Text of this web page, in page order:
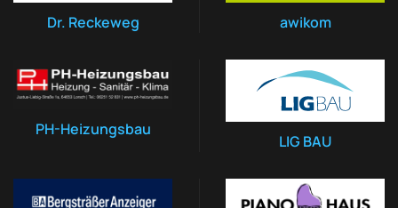
Dr. Reckeweg awikom
PH-Heizungsbau
LIG BAU